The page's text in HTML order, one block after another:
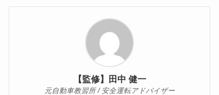
【監修】田中 健一
元自動車教習所 / 安全運転アドバイザー